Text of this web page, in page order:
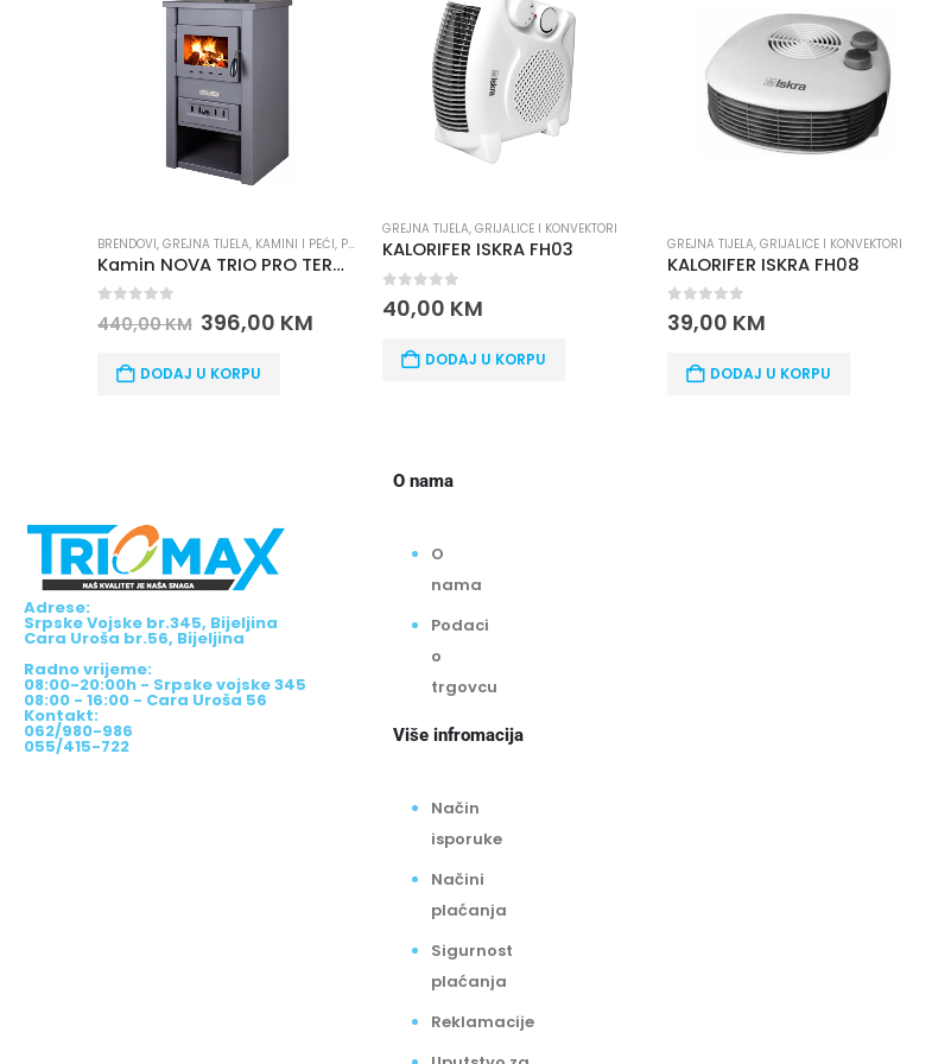
BRENDOVI, GREJNA TIJELA, KAMINI I PEĆI, PRO TERMO
Kamin NOVA TRIO PRO TERMO
440,00KM 396,00 KM
DODAJ U KORPU
GREJNA TIJELA, GRIJALICE I KONVEKTORI
KALORIFER ISKRA FH03
out of 5
40,00 KM
DODAJ U KORPU
GREJNA TIJELA, GRIJALICE I KONVEKTORI
KALORIFER ISKRA FH08
0 out of 5
39,00 KM
DODAJ U KORPU
Adrese:
Srpske Vojske br.345, Bijeljina
Cara Uroša br.56, Bijeljina
Radno vrijeme:
08:00-20:00h - Srpske vojske 345
08:00 - 16:00 - Cara Uroša 56
Kontakt:
062/980-986
055/415-722
O nama
O
nama
Podaci
o
trgovcu
Više infromacija
Način
isporuke
Načini
plaćanja
Sigurnost
plaćanja
Reklamacije